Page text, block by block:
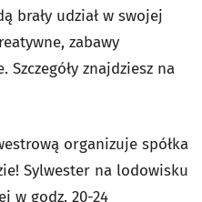
brały udział w swojej
zabawy
Szczegóły znajdziesz na
organizuje spółka
Sylwester na lodowisku
w godz. 20-24